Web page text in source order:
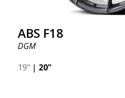
ABS F18
DGM
19" | 20"